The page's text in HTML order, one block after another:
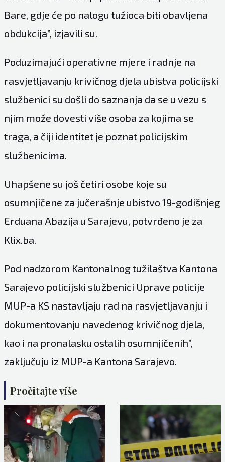
Bare, gdje će po nalogu tužioca biti obavljena
obdukcija”, izjavili su.
Poduzimajući operativne mjere i radnje na
rasvjetljavanju krivičnog djela ubistva policijski
službenici su došli do saznanja da se u vezu s
njim može dovesti više osoba za kojima se
traga, a čiji identitet je poznat policijskim
službenicima.
Uhapšene su još četiri osobe koje su
osumnjičene za jučerašnje ubistvo 19-godišnjeg
Erduana Abazija u Sarajevu, potvrđeno je za
Klix.ba.
Pod nadzorom Kantonalnog tužilaštva Kantona
Sarajevo policijski službenici Uprave policije
MUP-a KS nastavljaju rad na rasvjetljavanju i
dokumentovanju navedenog krivičnog djela,
kao i na pronalasku ostalih osumnjičenih”,
zaključuju iz MUP-a Kantona Sarajevo.
Pročitajte više